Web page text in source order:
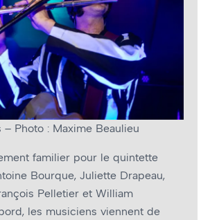
– Photo : Maxime Beaulieu
familier pour le quintette
Bourque, Juliette Drapeau,
Pelletier et William
les musiciens viennent de